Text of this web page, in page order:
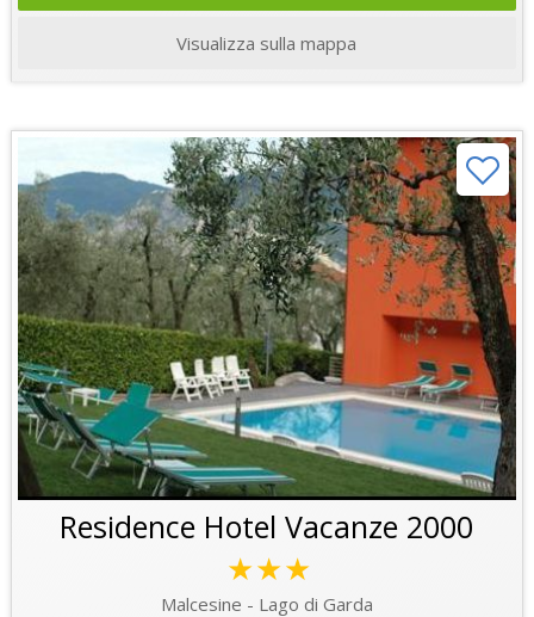
Visualizza sulla mappa
Residence Hotel Vacanze 2000
★★★
Malcesine - Lago di Garda